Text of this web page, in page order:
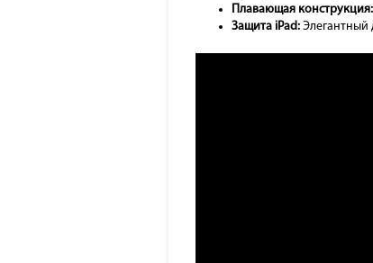
Плавающая конструкция:
Защита iPad: Элегантный